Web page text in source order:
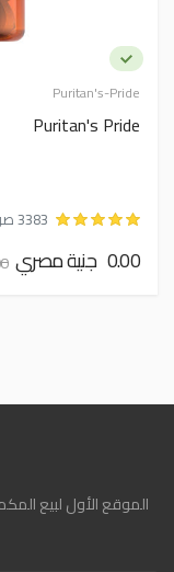
Puritan's-Pride
Puritan's Pride
3383 صوت
0.00 جنية مصري
الموقع الأول لبيع